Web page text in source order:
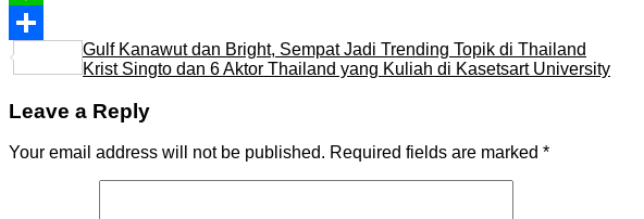
Line
Share
Gulf Kanawut dan Bright, Sempat Jadi Trending Topik di Thailand
Krist Singto dan 6 Aktor Thailand yang Kuliah di Kasetsart University
Leave a Reply
Your email address will not be published. Required fields are marked *